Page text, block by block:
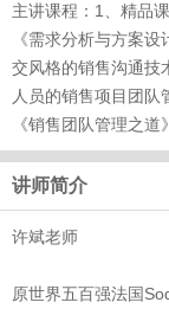
主讲课程：1、精品
《需求分析与方案
交风格的销售沟通技
人员的销售项目团队
《销售团队管理之道》
讲师简介
许斌老师
原世界五百强法国